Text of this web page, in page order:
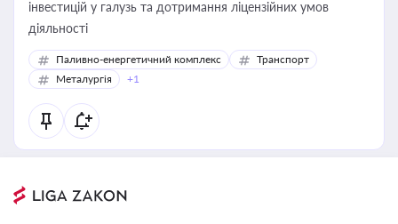
інвестицій у галузь та дотримання ліцензійних умов
діяльності
Паливно-енергетичний комплекс
Транспорт
Металургія
+1